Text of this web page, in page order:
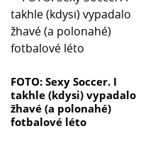
FOTO: Sexy Soccer. I
takhle (kdysi) vypadalo
žhavé (a polonahé)
fotbalové léto